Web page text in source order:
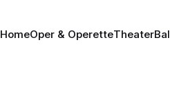
HomeOper & OperetteTheater